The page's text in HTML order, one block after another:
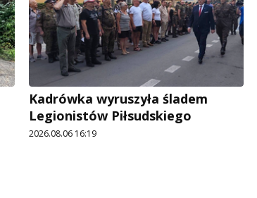
Kadrówka wyruszyła śladem
Legionistów Piłsudskiego
2026.08.06 16:19